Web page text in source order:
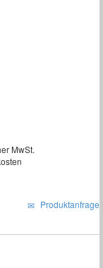
MwSt.
Produktanfrage